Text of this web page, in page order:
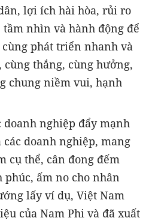
lợi ích hài hòa, rủi ro
tầm nhìn và hành động để
phát triển nhanh và
thắng, cùng hưởng,
chung niềm vui, hạnh
doanh nghiệp đẩy mạnh
doanh nghiệp, mang
cụ thể, cân đong đếm
ấm no cho nhân
lấy ví dụ, Việt Nam
của Nam Phi và đã xuất